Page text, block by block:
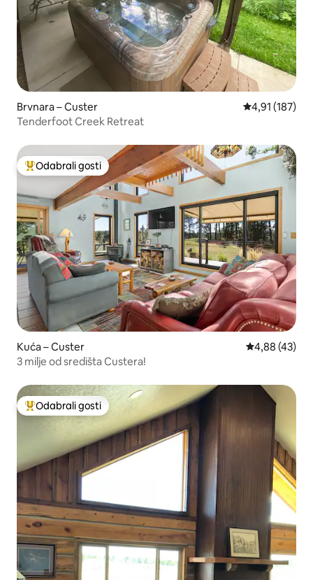
Brvnara – Custer Prosječna
4,91 (187)
Tenderfoot Creek Retreat
Među najviše rangiranima s oznakom „Odabrali gosti”
Odabrali gosti
Kuća – Custer Prosječna
4,88 (43)
3 milje od središta Custera!
Među najviše rangiranima s oznakom „Odabrali gosti”
Odabrali gosti